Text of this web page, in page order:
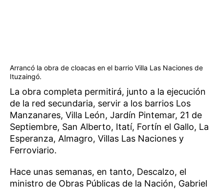
Arrancó la obra de cloacas en el barrio Villa Las Naciones de
Ituzaingó.
La obra completa permitirá, junto a la ejecución
de la red secundaria, servir a los barrios Los
Manzanares, Villa León, Jardín Pintemar, 21 de
Septiembre, San Alberto, Itatí, Fortín el Gallo, La
Esperanza, Almagro, Villas Las Naciones y
Ferroviario.
Hace unas semanas, en tanto, Descalzo, el
ministro de Obras Públicas de la Nación, Gabriel